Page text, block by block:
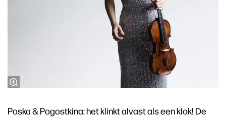
Poska & Pogostkina: het klinkt alvast als een klok! De